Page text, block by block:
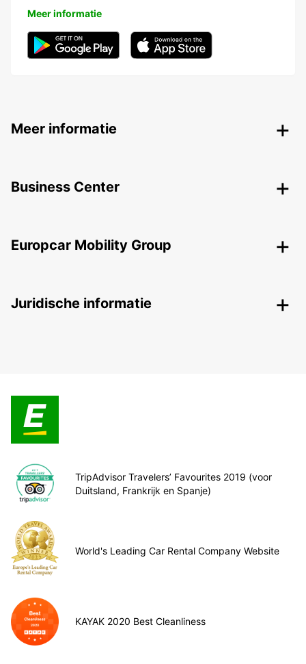
Meer informatie
Meer informatie
Business Center
Europcar Mobility Group
Juridische informatie
TripAdvisor Travelers’ Favourites 2019 (voor
Duitsland, Frankrijk en Spanje)
World's Leading Car Rental Company Website
KAYAK 2020 Best Cleanliness